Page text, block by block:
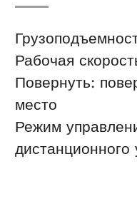
Рабочая
Повернуть:
место
Режим
дистанционного